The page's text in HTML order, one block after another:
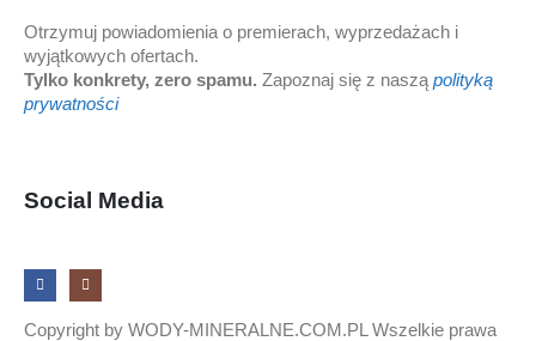
Otrzymuj powiadomienia o premierach, wyprzedażach i
wyjątkowych ofertach.
Tylko konkrety, zero spamu. Zapoznaj się z naszą polityką
prywatności
Social Media
Copyright by WODY-MINERALNE.COM.PL Wszelkie prawa